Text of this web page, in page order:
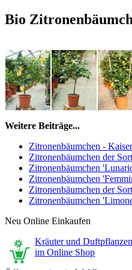
Bio
Weitere Beiträge...
Zitronenbäumchen -
Zitronenbäumchen der
Zitronenbäumchen
Zitronenbäumchen
Zitronenbäumchen der
Zitronenbäumchen
Neu Online Einkaufen
Kräuter und Duftpflanzen
im Online Shop